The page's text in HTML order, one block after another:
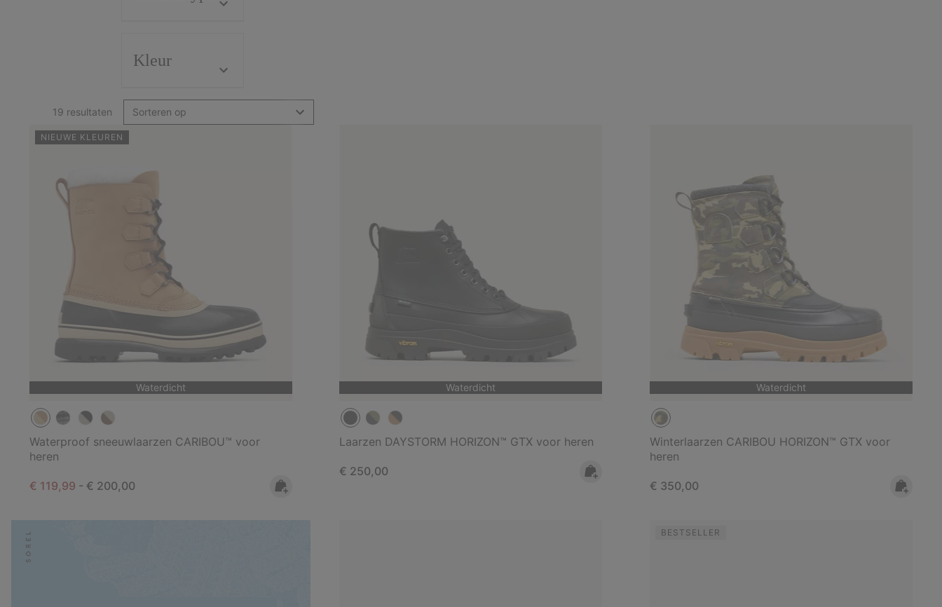
Kleur
19 resultaten Sorteren op
NIEUWE KLEUREN
Waterdicht
Waterproof sneeuwlaarzen CARIBOU™ voor
heren
Minimum sale price:
€ 119,99 - Maximum price:
€ 200,00
Waterdicht
Laarzen DAYSTORM HORIZON™ GTX voor heren
Regular price:
€ 250,00
Waterdicht
Winterlaarzen CARIBOU HORIZON™ GTX voor
heren
Regular price:
€ 350,00
BESTSELLER